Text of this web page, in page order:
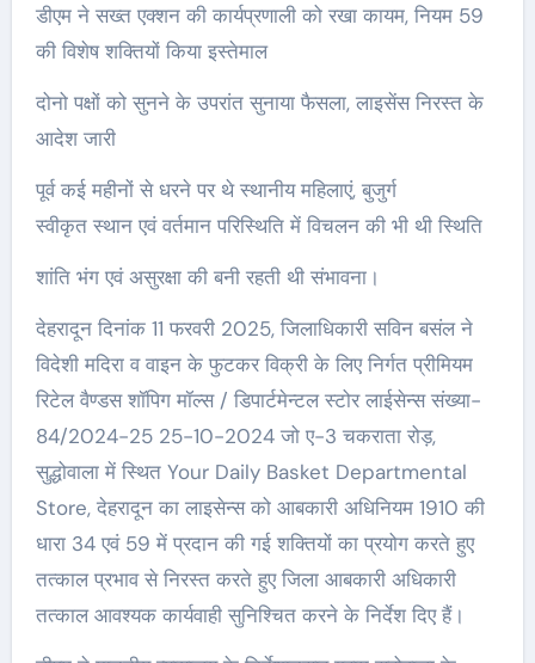
डीएम ने सख्त एक्शन की कार्यप्रणाली को रखा कायम, नियम 59
की विशेष शक्तियों किया इस्तेमाल
दोनो पक्षों को सुनने के उपरांत सुनाया फैसला, लाइसेंस निरस्त के
आदेश जारी
पूर्व कई महीनों से धरने पर थे स्थानीय महिलाएं, बुजुर्ग
स्वीकृत स्थान एवं वर्तमान परिस्थिति में विचलन की भी थी स्थिति
शांति भंग एवं असुरक्षा की बनी रहती थी संभावना।
देहरादून दिनांक 11 फरवरी 2025, जिलाधिकारी सविन बसंल ने
विदेशी मदिरा व वाइन के फुटकर विक्री के लिए निर्गत प्रीमियम
रिटेल वैण्डस शॉपिग मॉल्स / डिपार्टमेन्टल स्टोर लाईसेन्स संख्या-
84/2024-25 25-10-2024 जो ए-3 चकराता रोड़,
सुद्धोवाला में स्थित Your Daily Basket Departmental
Store, देहरादून का लाइसेन्स को आबकारी अधिनियम 1910 की
धारा 34 एवं 59 में प्रदान की गई शक्तियों का प्रयोग करते हुए
तत्काल प्रभाव से निरस्त करते हुए जिला आबकारी अधिकारी
तत्काल आवश्यक कार्यवाही सुनिश्चित करने के निर्देश दिए हैं।